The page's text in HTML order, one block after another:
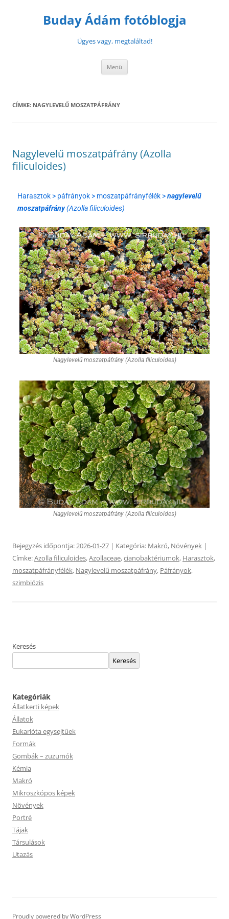
Buday Ádám fotóblogja
Ügyes vagy, megtaláltad!
Menü
CÍMKE: NAGYLEVELŰ MOSZATPÁFRÁNY
Nagylevelű moszatpáfrány (Azolla
filiculoides)
Harasztok > páfrányok > moszatpáfrányfélék >nagylevelű
moszatpáfrány(Azolla filiculoides)
Nagylevelű moszatpáfrány (Azolla filiculoides)
Nagylevelű moszatpáfrány (Azolla filiculoides)
Bejegyzés időpontja:2026-01-27 | Kategória: Makró, Növények |
Címke:Azolla filiculoides,Azollaceae,cianobaktériumok, Harasztok,
moszatpáfrányfélék, Nagylevelű moszatpáfrány, Páfrányok,
szimbiózis
Keresés
Keresés
Kategóriák
Állatkerti képek
Állatok
Eukarióta egysejtűek
Formák
Gombák – zuzumók
Kémia
Makró
Mikroszkópos képek
Növények
Portré
Tájak
Társulások
Utazás
Proudly powered by WordPress